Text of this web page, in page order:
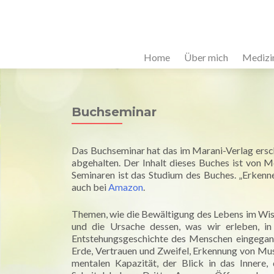
Home Über mich
Buchseminar
Das Buchseminar hat das im Marani-Verlag
abgehalten. Der Inhalt dieses Buches ist von
Seminaren ist das Studium des Buches.
auch bei Amazon.
Themen, wie die Bewältigung des Lebens im
und die Ursache dessen, was wir erleben,
Entstehungsgeschichte des Menschen
Erde, Vertrauen und Zweifel, Erkennung von
mentalen Kapazität, der Blick in das